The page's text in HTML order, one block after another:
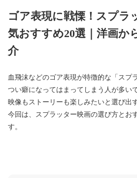
ゴア表現に戦慄！スプラ
気おすすめ20選｜洋画か
介
血飛沫などのゴア表現が特徴的な「スプ
つい癖になってはまってしまう人が多い
映像もストーリーも楽しみたいと選び出
今回は、スプラッター映画の選び方とお
す。